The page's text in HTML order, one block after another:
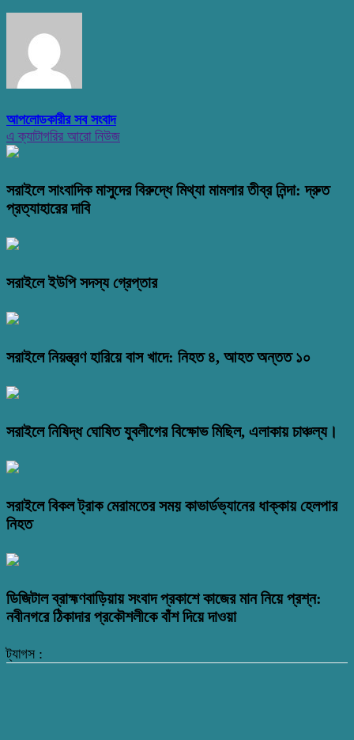
আপলোডকারীর সব সংবাদ
এ ক্যাটাগরির আরো নিউজ
সরাইলে সাংবাদিক মাসুদের বিরুদ্ধে মিথ্যা মামলার তীব্র নিন্দা: দ্রুত
প্রত্যাহারের দাবি
সরাইলে ইউপি সদস্য গ্রেপ্তার
সরাইলে নিয়ন্ত্রণ হারিয়ে বাস খাদে: নিহত ৪, আহত অন্তত ১০
সরাইলে নিষিদ্ধ ঘোষিত যুবলীগের বিক্ষোভ মিছিল, এলাকায় চাঞ্চল্য।
সরাইলে বিকল ট্রাক মেরামতের সময় কাভার্ডভ্যানের ধাক্কায় হেলপার
নিহত
ডিজিটাল ব্রাহ্মণবাড়িয়ায় সংবাদ প্রকাশে কাজের মান নিয়ে প্রশ্ন:
নবীনগরে ঠিকাদার প্রকৌশলীকে বাঁশ দিয়ে দাওয়া
ট্যাগস :